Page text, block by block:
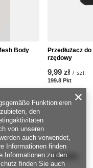
Body
Przedłużacz
rzędowy
9,99 zł / szt.
199.8 PktPunkte
Konto
Funktionieren
den
von unseren
auch verwendet,
Informationen finden
Informationen zu den
finden Sie auch